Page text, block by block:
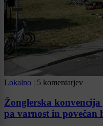
Lokalno | 5 komentarjev
Žonglerska
pa varnost in povečan